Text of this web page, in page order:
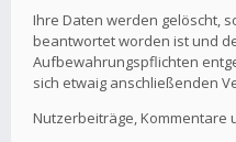
Ihre Daten werden gelöscht,
beantwortet worden ist und
Aufbewahrungspflichten
sich etwaig anschließenden
Nutzerbeiträge, Kommentare